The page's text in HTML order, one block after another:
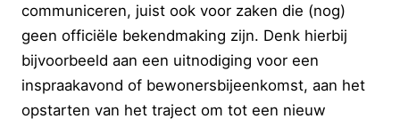
communiceren, juist ook voor zaken die (nog)
geen officiële bekendmaking zijn. Denk hierbij
bijvoorbeeld aan een uitnodiging voor een
inspraakavond of bewonersbijeenkomst, aan het
opstarten van het traject om tot een nieuw